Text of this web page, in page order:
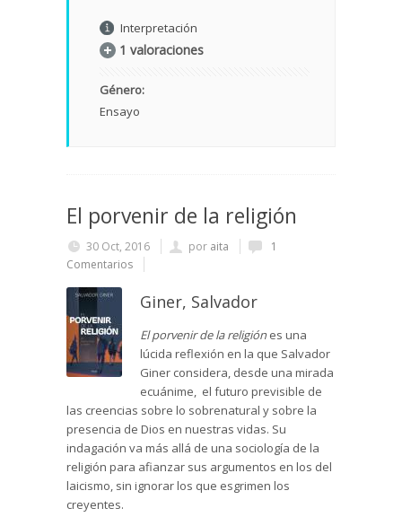
Interpretación
1 valoraciones
Género:
Ensayo
El porvenir de la religión
30 Oct, 2016 por aita
1
Comentarios
Giner, Salvador
El porvenir de la religión es una
lúcida reflexión en la que Salvador
Giner considera, desde una mirada
ecuánime, el futuro previsible de
las creencias sobre lo sobrenatural y sobre la
presencia de Dios en nuestras vidas. Su
indagación va más allá de una sociología de la
religión para afianzar sus argumentos en los del
laicismo, sin ignorar los que esgrimen los
creyentes.